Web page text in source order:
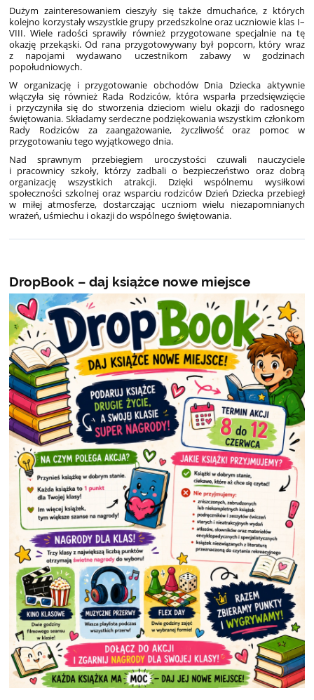
Dużym zainteresowaniem cieszyły się także dmuchańce, z których
kolejno korzystały wszystkie grupy przedszkolne oraz uczniowie klas I–
VIII. Wiele radości sprawiły również przygotowane specjalnie na tę
okazję przekąski. Od rana przygotowywany był popcorn, który wraz
z napojami wydawano uczestnikom zabawy w godzinach
popołudniowych.
W organizację i przygotowanie obchodów Dnia Dziecka aktywnie
włączyła się również Rada Rodziców, która wsparła przedsięwzięcie
i przyczyniła się do stworzenia dzieciom wielu okazji do radosnego
świętowania. Składamy serdeczne podziękowania wszystkim członkom
Rady Rodziców za zaangażowanie, życzliwość oraz pomoc w
przygotowaniu tego wyjątkowego dnia.
Nad sprawnym przebiegiem uroczystości czuwali nauczyciele
i pracownicy szkoły, którzy zadbali o bezpieczeństwo oraz dobrą
organizację wszystkich atrakcji. Dzięki wspólnemu wysiłkowi
społeczności szkolnej oraz wsparciu rodziców Dzień Dziecka przebiegł
w miłej atmosferze, dostarczając uczniom wielu niezapomnianych
wrażeń, uśmiechu i okazji do wspólnego świętowania.
DropBook – daj książce nowe miejsce